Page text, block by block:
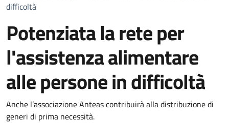
difficoltà
Potenziata la rete per
l'assistenza alimentare
alle persone in difficoltà
Dettagli della notizia
Anche l’associazione Anteas contribuirà alla distribuzione di
generi di prima necessità.